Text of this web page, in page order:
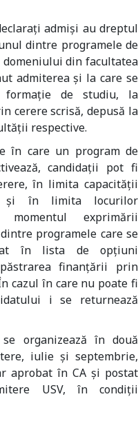
admişi au dreptul
dintre programele de
din facultatea
admiterea şi la care se
formaţie de studiu, la
cerere scrisă, depusă la
respective.
în care un program de
candidaţii pot fi
în limita capacităţii
şi în limita locurilor
exprimării
programele care se
în lista de opţiuni
finanţării prin
cazul în care nu poate fi
i se returnează
se organizează în două
iulie și septembrie,
aprobat în CA și postat
USV, în condiții